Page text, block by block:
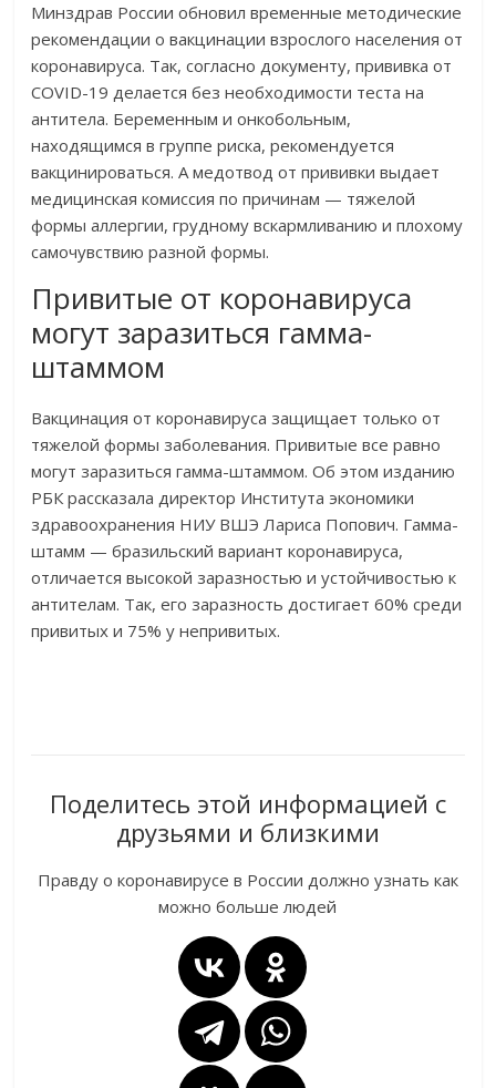
Минздрав России обновил временные методические
рекомендации о вакцинации взрослого населения от
коронавируса. Так, согласно документу, прививка от
COVID-19 делается без необходимости теста на
антитела. Беременным и онкобольным,
находящимся в группе риска, рекомендуется
вакцинироваться. А медотвод от прививки выдает
медицинская комиссия по причинам — тяжелой
формы аллергии, грудному вскармливанию и плохому
самочувствию разной формы.
Привитые от коронавируса
могут заразиться гамма-
штаммом
Вакцинация от коронавируса защищает только от
тяжелой формы заболевания. Привитые все равно
могут заразиться гамма-штаммом. Об этом изданию
РБК рассказала директор Института экономики
здравоохранения НИУ ВШЭ Лариса Попович. Гамма-
штамм — бразильский вариант коронавируса,
отличается высокой заразностью и устойчивостью к
антителам. Так, его заразность достигает 60% среди
привитых и 75% у непривитых.
Поделитесь этой информацией с
друзьями и близкими
Правду о коронавирусе в России должно узнать как
можно больше людей